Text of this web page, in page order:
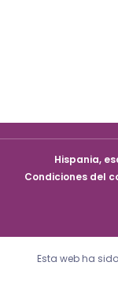
Hispania,
Condiciones del
Esta web ha